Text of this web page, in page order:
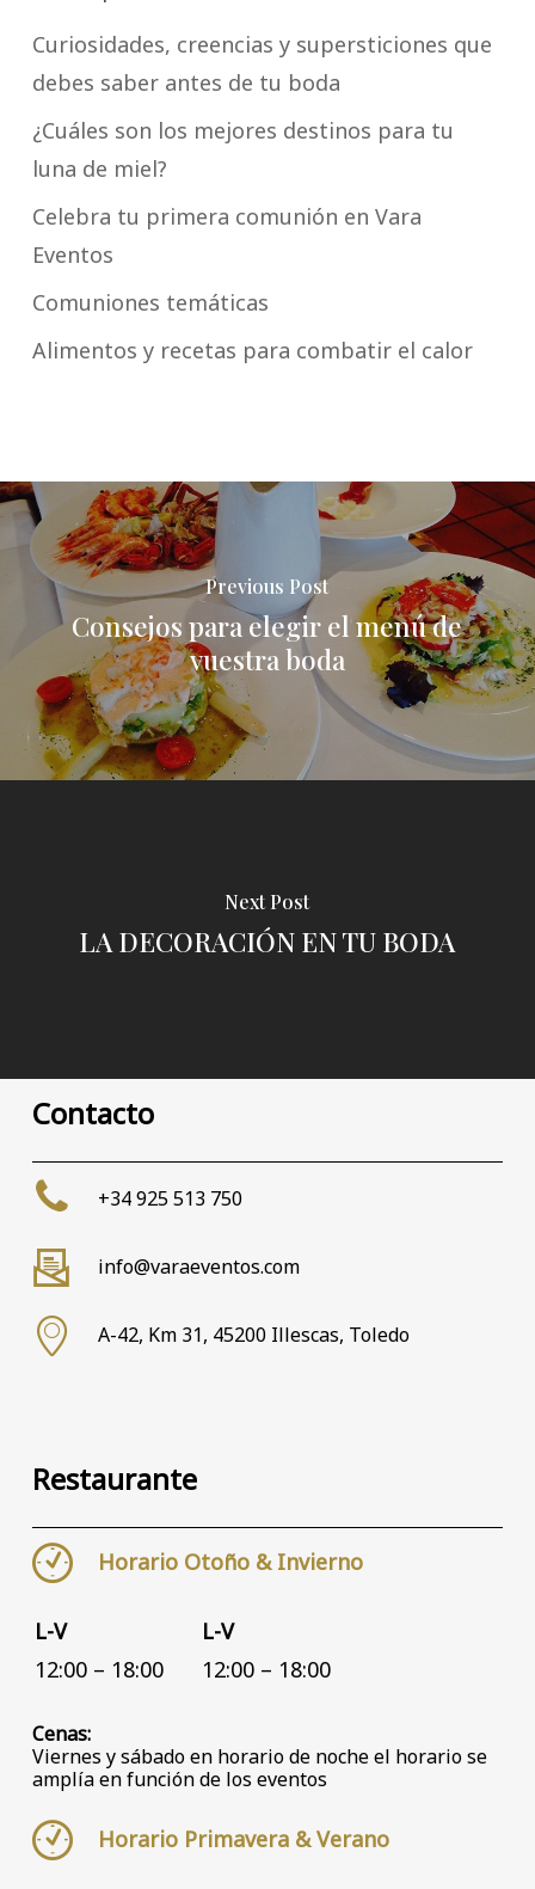
Curiosidades, creencias y supersticiones que
debes saber antes de tu boda
¿Cuáles son los mejores destinos para tu
luna de miel?
Celebra tu primera comunión en Vara
Eventos
Comuniones temáticas
Alimentos y recetas para combatir el calor
Previous Post
Consejos para elegir el menú de
vuestra boda
Next Post
LA DECORACIÓN EN TU BODA
Contacto
+34 925 513 750
info@varaeventos.com
A-42, Km 31, 45200 Illescas, Toledo
Restaurante
Horario Otoño & Invierno
L-V
12:00 – 18:00
L-V
12:00 – 18:00
Cenas:
Viernes y sábado en horario de noche el horario se
amplía en función de los eventos
Horario Primavera & Verano